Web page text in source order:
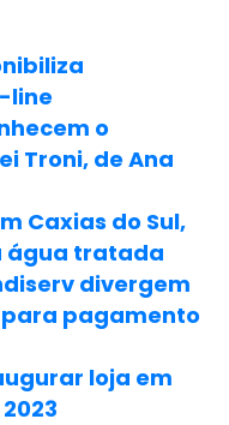
line
o
Troni, de Ana
Caxias do Sul,
água tratada
divergem
pagamento
loja em